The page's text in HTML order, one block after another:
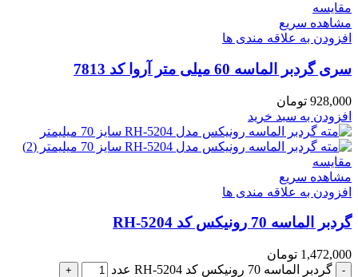
مقایسه
مشاهده سریع
افزودن به علاقه مندی ها
سری گردبر الماسه 60 میلی متر آروا کد 7813
928,000 تومان
افزودن به سبد خرید
مقایسه
مشاهده سریع
افزودن به علاقه مندی ها
گردبر الماسه 70 رونیکس کد RH-5204
1,472,000 تومان
گردبر الماسه 70 رونیکس کد RH-5204 عدد